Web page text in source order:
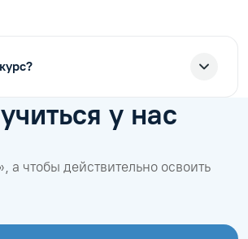
у нас
а чтобы действительно освоить